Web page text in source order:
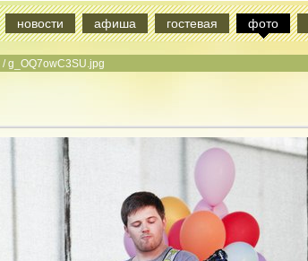
новости афиша гостевая фото
/g_OQ7owC3SU.jpg